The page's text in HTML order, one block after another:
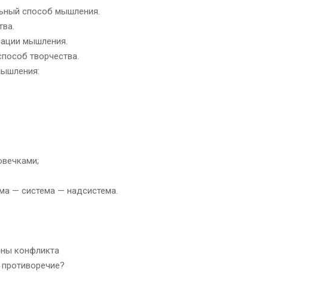
способ мышления.
мышления.
творчества.
— система — надсистема.
конфликта